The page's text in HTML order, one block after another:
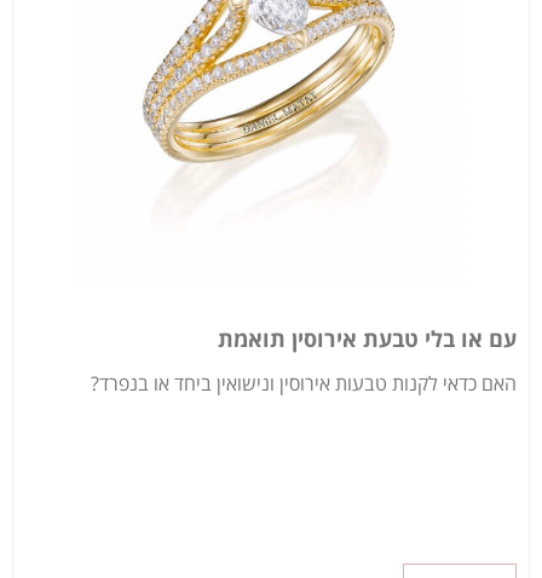
עם או בלי טבעת אירוסין תואמת
האם כדאי לקנות טבעות אירוסין ונישואין ביחד או בנפרד?